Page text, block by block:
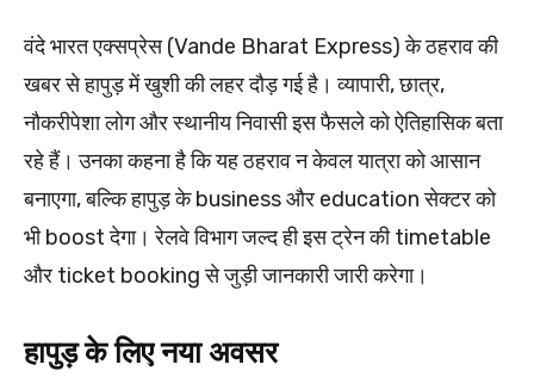
वंदे भारत एक्सप्रेस (Vande Bharat Express) के ठहराव की
खबर से हापुड़ में खुशी की लहर दौड़ गई है। व्यापारी, छात्र,
नौकरीपेशा लोग और स्थानीय निवासी इस फैसले को ऐतिहासिक बता
रहे हैं। उनका कहना है कि यह ठहराव न केवल यात्रा को आसान
बनाएगा, बल्कि हापुड़ के business और education सेक्टर को
भी boost देगा। रेलवे विभाग जल्द ही इस ट्रेन की timetable
और ticket booking से जुड़ी जानकारी जारी करेगा।
हापुड़ के लिए नया अवसर